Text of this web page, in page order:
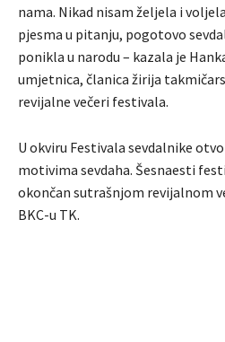
nama. Nikad nisam željela i
pjesma u pitanju, pogotovo
ponikla u narodu – kazala je
umjetnica, članica žirija
revijalne večeri festivala.
U okviru Festivala sevdalnike
motivima sevdaha. Šesnaesti
okončan sutrašnjom revijalnom
BKC-u TK.